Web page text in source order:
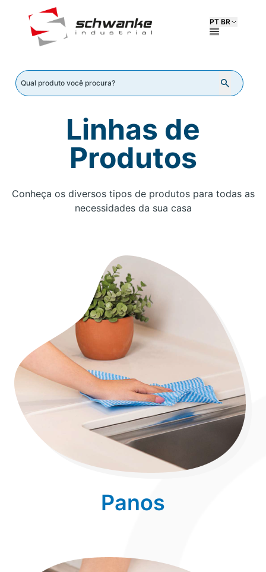
PT BR
Linhas de
Produtos
Conheça os diversos tipos de produtos para todas as
necessidades da sua casa
Panos